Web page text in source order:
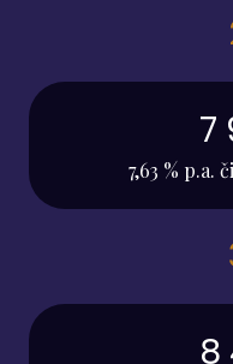
7
7,63 % p.a.
8